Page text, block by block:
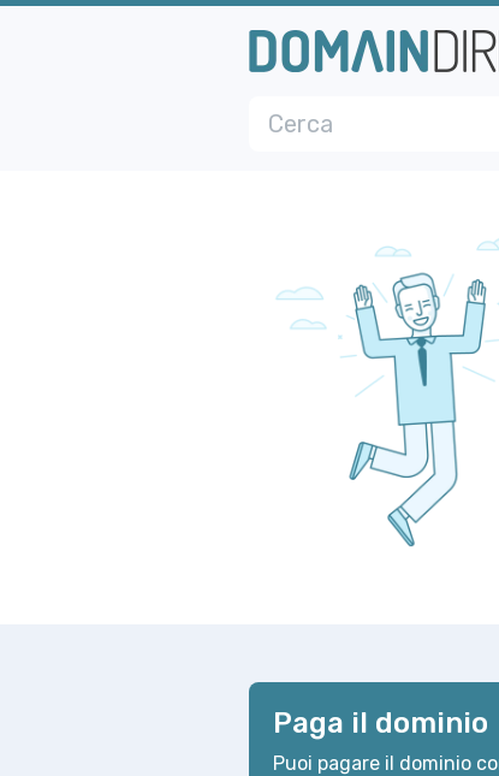
Paga il dominio
Puoi pagare il dominio